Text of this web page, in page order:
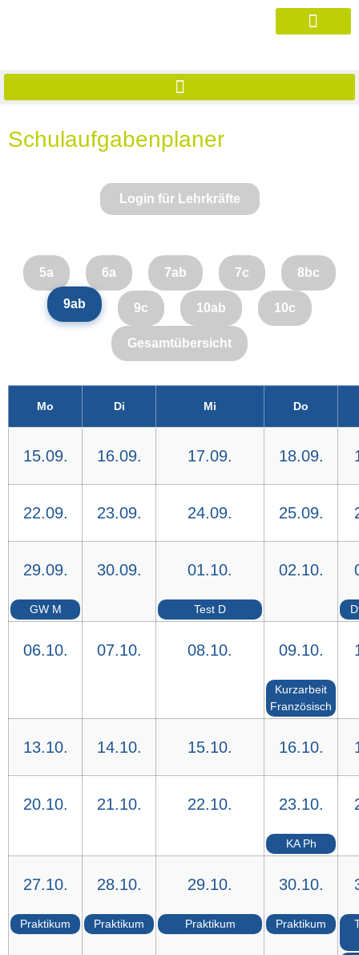
Schulaufgabenplaner
Login für Lehrkräfte
5a 6a 7ab 7c 8bc
9ab 9c 10ab 10c
Gesamtübersicht
Mo Di Mi Do
15.09. 16.09. 17.09. 18.09.
22.09. 23.09. 24.09. 25.09.
29.09.
GW M
30.09. 01.10.
Test D
02.10.
06.10. 07.10. 08.10. 09.10.
Kurzarbeit
Französisch
13.10. 14.10. 15.10. 16.10.
20.10. 21.10. 22.10. 23.10.
KA Ph
27.10.
Praktikum
28.10.
Praktikum
29.10.
Praktikum
30.10.
Praktikum